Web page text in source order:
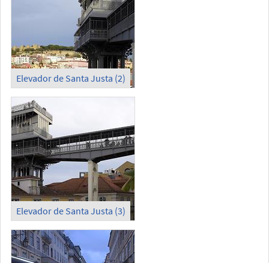
Elevador de Santa Justa (2)
Elevador de Santa Justa (3)